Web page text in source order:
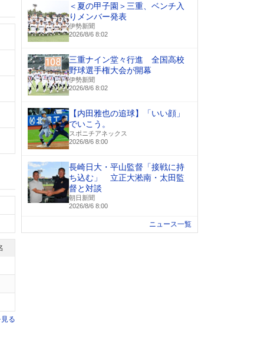
る
＜夏の甲子園＞三重、ベンチ入
りメンバー発表
伊勢新聞
2026/8/6 8:02
三重ナイン堂々行進 全国高校
野球選手権大会が開幕
伊勢新聞
2026/8/6 8:02
【内田雅也の追球】「いい顔」
でいこう。
スポニチアネックス
2026/8/6 8:00
長崎日大・平山監督「接戦に持
ち込む」 立正大淞南・太田監
督と対談
朝日新聞
2026/8/6 8:00
ニュース一覧